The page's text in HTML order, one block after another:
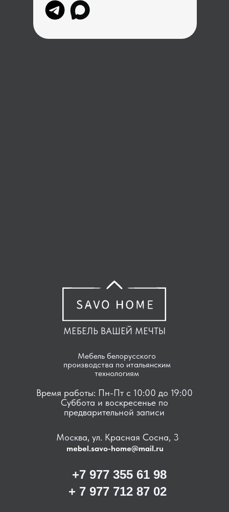
+ 7 977 712 87 02
Время работы: Пн-Пт с 10:00 до 19:00
Суббота и воскресенье по
предварительной записи
Москва, ул. Красная Сосна, 3
+7 977 355 61 98
Мебель белорусского
производства по итальянским
технологиям
МЕБЕЛЬ ВАШЕЙ МЕЧТЫ
mebel.savo-home@mail.ru